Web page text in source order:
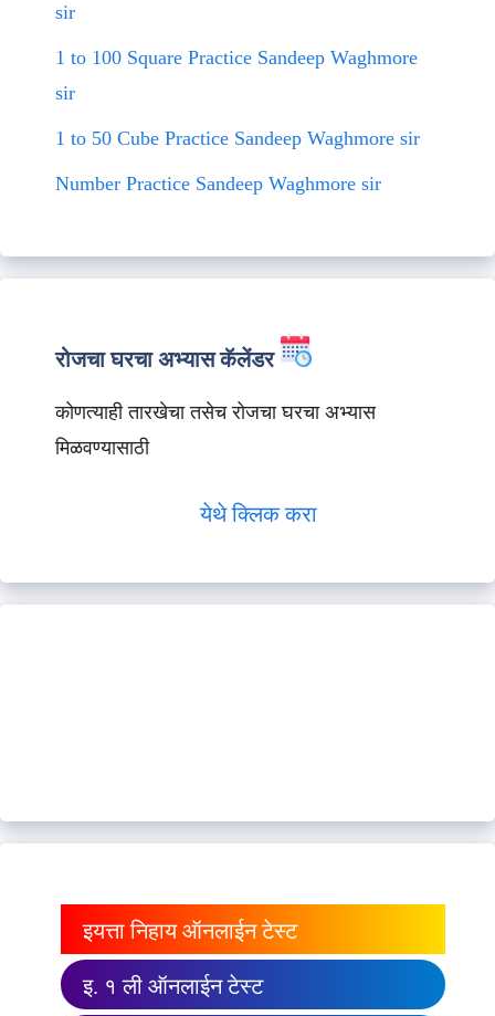
sir
1 to 100 Square Practice Sandeep Waghmore
sir
1 to 50 Cube Practice Sandeep Waghmore sir
Number Practice Sandeep Waghmore sir
रोजचा घरचा अभ्यास कॅलेंडर
कोणत्याही तारखेचा तसेच रोजचा घरचा अभ्यास
मिळवण्यासाठी
येथे क्लिक करा
इयत्ता निहाय ऑनलाईन टेस्ट
इ. १ ली ऑनलाईन टेस्ट